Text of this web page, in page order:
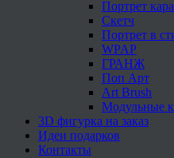
Портрет
Скетч
Портрет в
WPAP
ГРАНЖ
Поп Арт
Art Brush
Модульные
3D фигурка на заказ
Идеи подарков
Контакты